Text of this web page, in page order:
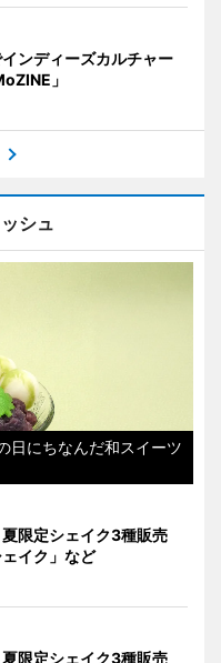
ンディーズカルチャー
」
シュ
日にちなんだ和スイーツ
限定シェイク3種販売
イク」など
限定シェイク3種販売